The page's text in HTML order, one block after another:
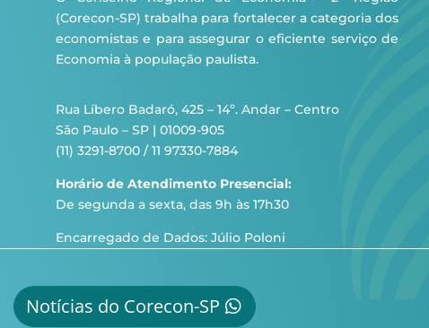
(Corecon-SP) trabalha para fortalecer a categoria dos
economistas e para assegurar o eficiente serviço de
Economia à população paulista.
Rua Líbero Badaró, 425 – 14º. Andar – Centro
São Paulo – SP | 01009-905
(11) 3291-8700 / 11 97330-7884
Horário de Atendimento Presencial:
De segunda a sexta, das 9h às 17h30
Encarregado de Dados: Júlio Poloni
Notícias do Corecon-SP